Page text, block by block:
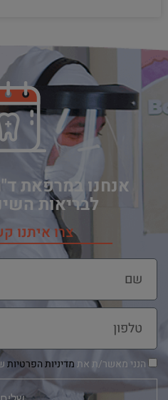
אנחנו במרפאת
לבריאות
צרו איתנו
הנני מאשר/ת אתמדיניות הפרטיות